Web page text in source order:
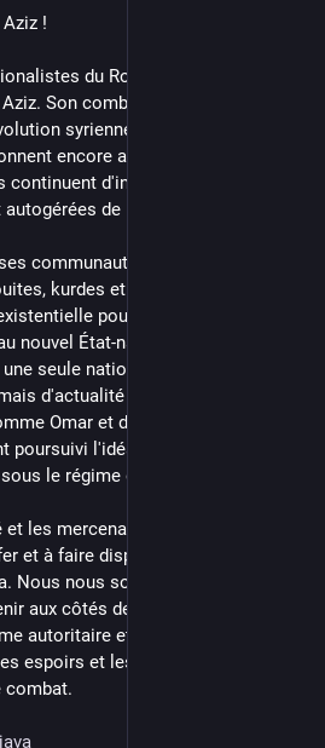
!
du Rojava ont commémoré
Son combat et son œuvre,
syrienne pour organiser des
encore aujourd'hui dans les
d'inspirer et de rappeler
de la révolution syrienne.
communautés à travers la Syrie –
kurdes et bien d'autres – sont
pour leur
nouvel État-nation syrien qui
seule nation et une seule langue
d'actualité de se souvenir du
Omar et de tous ces hommes,
poursuivi l'idéal de libération et
le régime d'Assad.
les mercenaires à son service
et à faire disparaître la société
Nous nous souvenons d'Omar Aziz
aux côtés des peuples du Rojava
autoritaire et pour cheminer vers
espoirs et les aspirations d'Omar
combat.